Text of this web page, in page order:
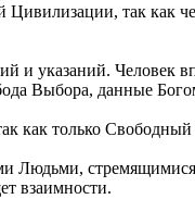
так как
указаний. Человек
Выбора, данные
как только
стремящимися
взаимности.